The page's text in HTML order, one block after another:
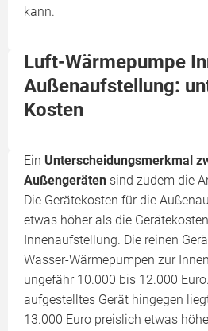
kann.
Luft-Wärmepumpe
Außenaufstellung:
Kosten
Ein Unterscheidungsmerkmal
Außengeräten sind zudem die
Die Gerätekosten für die
etwas höher als die
Innenaufstellung. Die reinen
Wasser-Wärmepumpen zur
ungefähr 10.000 bis 12.000
aufgestelltes Gerät hingegen
13.000 Euro preislich etwas